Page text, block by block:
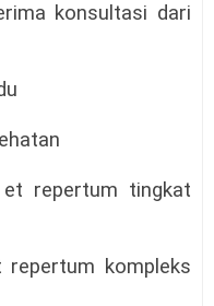
konsultasi dari
repertum tingkat
repertum kompleks